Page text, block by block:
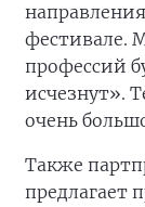
фестивале.
профессий
исчезнут».
очень
Также
предлагает